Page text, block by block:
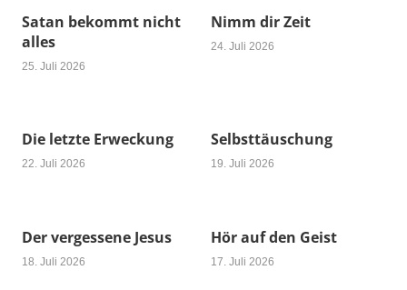
Satan bekommt nicht
alles
25. Juli 2026
Nimm dir Zeit
24. Juli 2026
Die letzte Erweckung
22. Juli 2026
Selbsttäuschung
19. Juli 2026
Der vergessene Jesus
18. Juli 2026
Hör auf den Geist
17. Juli 2026